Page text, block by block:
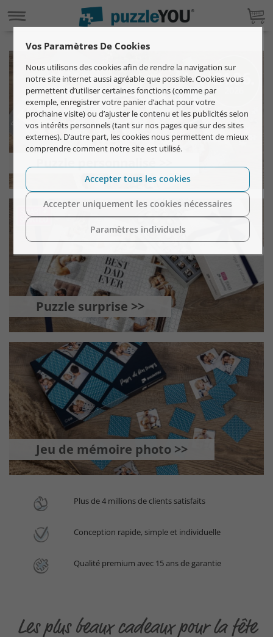
Puzzle personnalisé >>
Puzzle surprise >>
Jeu de mémoire photo >>
Plus de 4 millions de clients satisfaits
Conception rapide, simple et individuelle
Qualité premium avec 15 ans de garantie
Les plus beaux cadeaux pour la fête
Vos Paramètres De Cookies
Nous utilisons des cookies afin de rendre la navigation sur
notre site internet aussi agréable que possible. Cookies vous
permettent d’utiliser certaines fonctions (comme par
exemple, enregistrer votre panier d’achat pour votre
prochaine visite) ou d’ajuster le contenu et les publicités selon
vos intérêts personnels (tant sur nos pages que sur des sites
externes). D’autre part, les cookies nous permettent de mieux
comprendre comment notre site est utilisé.
Paramètres individuels
Accepter uniquement les cookies nécessaires
Accepter tous les cookies